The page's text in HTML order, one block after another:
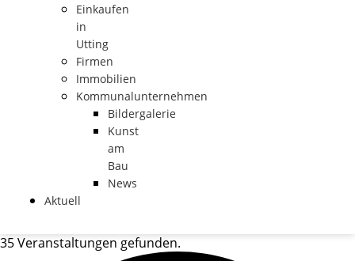
Einkaufen
in
Utting
Firmen
Immobilien
Kommunalunternehmen
Bildergalerie
Kunst
am
Bau
News
Aktuell
35 Veranstaltungen gefunden.